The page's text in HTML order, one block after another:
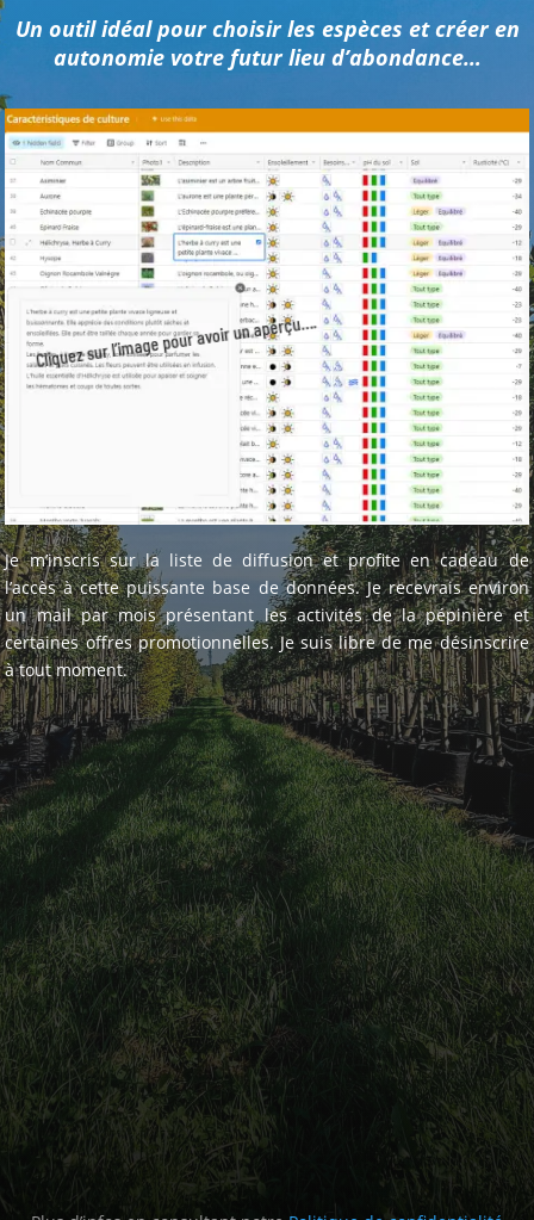
Un outil idéal pour choisir les espèces et créer en
autonomie votre futur lieu d’abondance…
Cliquez sur l’image pour avoir un aperçu….
Je m’inscris sur la liste de diffusion et profite en cadeau de
l’accès à cette puissante base de données. Je recevrais environ
un mail par mois présentant les activités de la pépinière et
certaines offres promotionnelles. Je suis libre de me désinscrire
à tout moment.